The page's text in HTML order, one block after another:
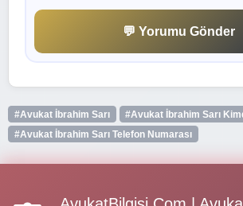
💬 Yorumu Gönder
#Avukat İbrahim Sarı
#Avukat İbrahim Sarı
#Avukat İbrahim Sarı Telefon Numarası